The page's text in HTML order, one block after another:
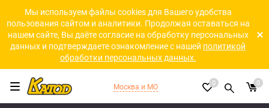
Мы используем файлы cookies для Вашего удобства
пользования сайтом и аналитики. Продолжая оставаться на
нашем сайте, Вы даёте согласие на обработку персональных
данных и подтверждаете ознакомление с нашей политикой
обработки персональных данных.
Москва и МО 0 0